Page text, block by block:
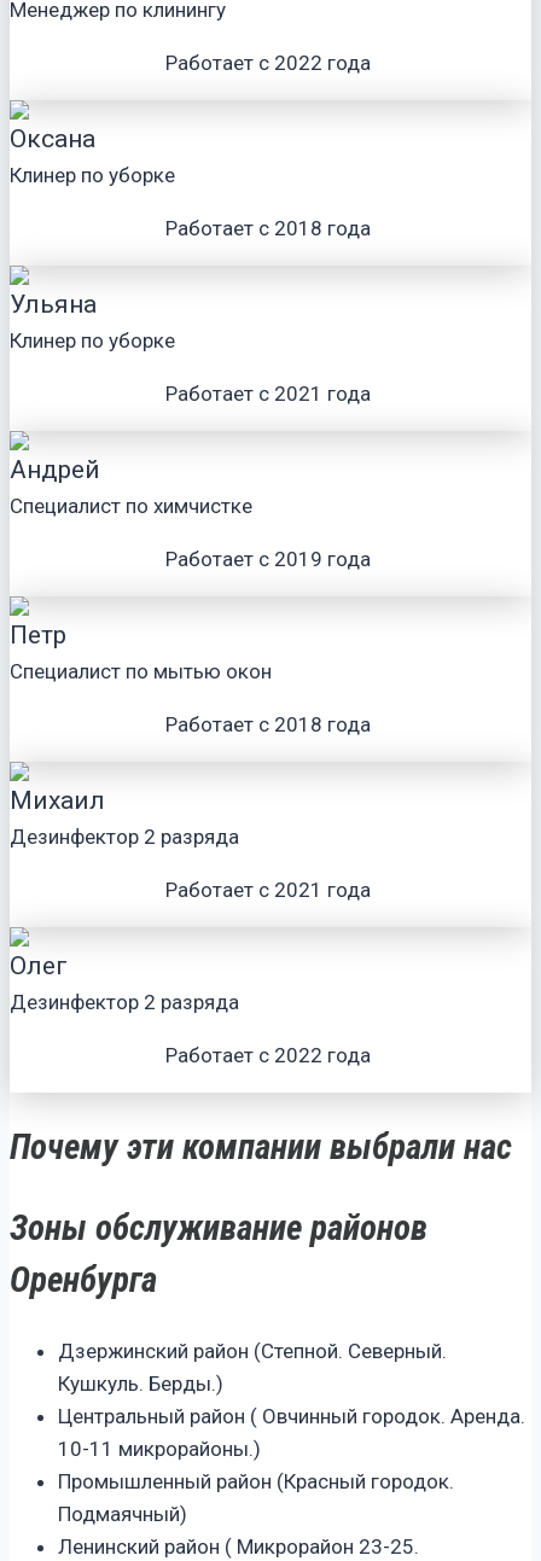
Менеджер по клинингу
Работает с 2022 года
Оксана
Клинер по уборке
Работает с 2018 года
Ульяна
Клинер по уборке
Работает с 2021 года
Андрей
Специалист по химчистке
Работает с 2019 года
Петр
Специалист по мытью окон
Работает с 2018 года
Михаил
Дезинфектор 2 разряда
Работает с 2021 года
Олег
Дезинфектор 2 разряда
Работает с 2022 года
Почему эти компании выбрали нас
Зоны обслуживание районов
Оренбурга
Дзержинский район (Степной. Северный.
Кушкуль. Берды.)
Центральный район ( Овчинный городок. Аренда.
10-11 микрорайоны.)
Промышленный район (Красный городок.
Подмаячный)
Ленинский район ( Микрорайон 23-25.